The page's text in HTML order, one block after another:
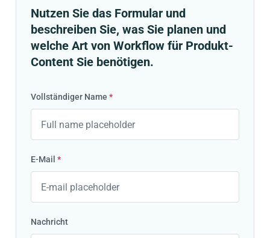
Nutzen Sie das Formular und
beschreiben Sie, was Sie planen und
welche Art von Workflow für Produkt-
Content Sie benötigen.
Vollständiger Name *
E-Mail *
Nachricht